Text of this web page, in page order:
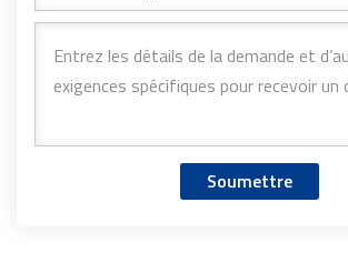
Soumettre